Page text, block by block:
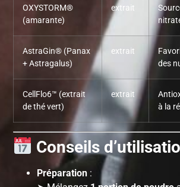
OXYSTORM®
(amarante)
extrait
AstraGin® (Panax
+ Astragalus)
extrait
des
CellFlo6™ (extrait
de thé vert)
extrait
à la
Conseils
Préparation :